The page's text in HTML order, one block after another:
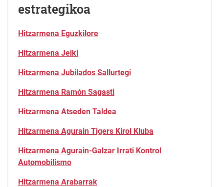
estrategikoa
Hitzarmena Eguzkilore
Hitzarmena Jeiki
Hitzarmena Jubilados Sallurtegi
Hitzarmena Ramón Sagasti
Hitzarmena Atseden Taldea
Hitzarmena Agurain Tigers Kirol Kluba
Hitzarmena Agurain-Galzar Irrati Kontrol
Automobilismo
Hitzarmena Arabarrak